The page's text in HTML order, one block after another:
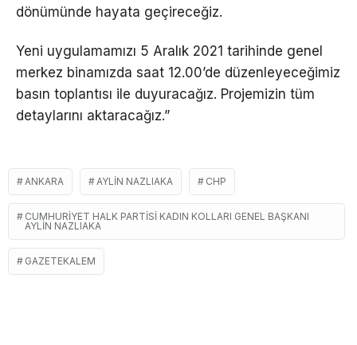
dönümünde hayata geçireceğiz.
Yeni uygulamamızı 5 Aralık 2021 tarihinde genel
merkez binamızda saat 12.00’de düzenleyeceğimiz
basın toplantısı ile duyuracağız. Projemizin tüm
detaylarını aktaracağız.”
ANKARA AYLIN NAZLIAKA CHP
CUMHURIYET HALK PARTISI KADIN KOLLARI GENEL BAŞKANI
AYLIN NAZLIAKA
GAZETEKALEM